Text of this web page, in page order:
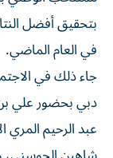
بتحقيق أفضل
في العام الماضي.
جاء ذلك في
دبي بحضور علي
عبد الرحيم